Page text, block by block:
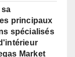
principaux
spécialisés
Market